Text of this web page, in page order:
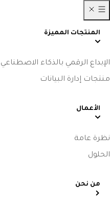
المنتجات المميزة
الإبداع الرقمي بالذكاء الاصطناعي
منتجات إدارة البيانات
الأعمال
نظرة عامة
الحلول
من نحن